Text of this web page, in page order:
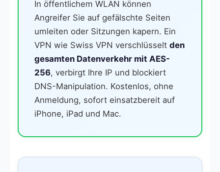
In öffentlichem WLAN können
Angreifer Sie auf gefälschte Seiten
umleiten oder Sitzungen kapern. Ein
VPN wie Swiss VPN verschlüsselt den
gesamten Datenverkehr mit AES-
256, verbirgt Ihre IP und blockiert
DNS-Manipulation. Kostenlos, ohne
Anmeldung, sofort einsatzbereit auf
iPhone, iPad und Mac.